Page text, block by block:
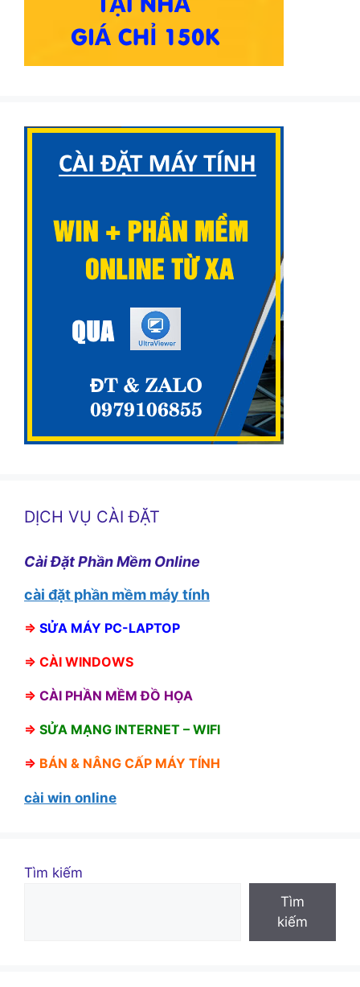
DỊCH VỤ CÀI ĐẶT
Cài Đặt Phần Mềm Online
cài đặt phần mềm máy tính
⇒ SỬA MÁY PC-LAPTOP
⇒ CÀI WINDOWS
⇒ CÀI PHẦN MỀM ĐỒ HỌA
⇒ SỬA MẠNG INTERNET – WIFI
⇒ BÁN & NÂNG CẤP MÁY TÍNH
cài win online
Tìm kiếm
Tìm
kiếm